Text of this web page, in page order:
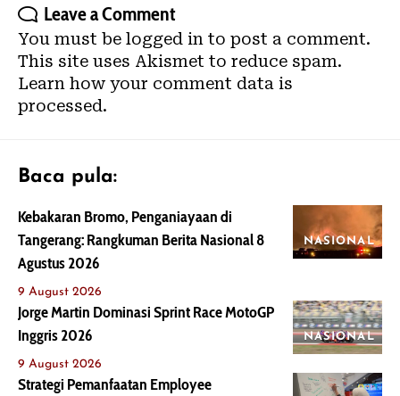
Leave a Comment
You must be logged in to post a comment.
This site uses Akismet to reduce spam.
Learn how your comment data is
processed.
Baca pula:
NASIONAL
Kebakaran Bromo, Penganiayaan di
Tangerang: Rangkuman Berita Nasional 8
Agustus 2026
9 August 2026
NASIONAL
Jorge Martin Dominasi Sprint Race MotoGP
Inggris 2026
9 August 2026
Strategi Pemanfaatan Employee